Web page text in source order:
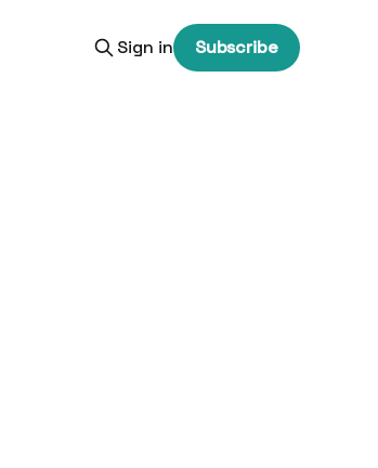
Sign in Subscribe